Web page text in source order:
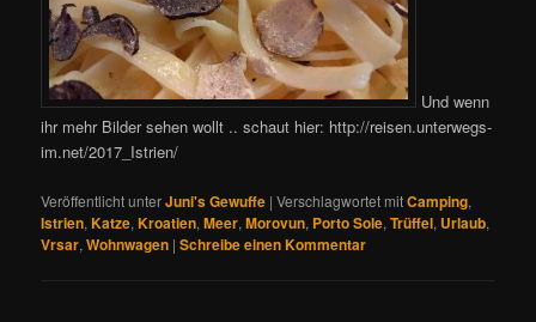
Und wenn
ihr mehr Bilder sehen wollt .. schaut hier: http://reisen.unterwegs-
im.net/2017_Istrien/
Veröffentlicht unterJuni's Gewuffe |Verschlagwortet mitCamping,
Istrien,Katze,Kroatien,Meer,Morovun, Porto Sole,Trüffel, Urlaub,
Vrsar,Wohnwagen |Schreibe einen Kommentar